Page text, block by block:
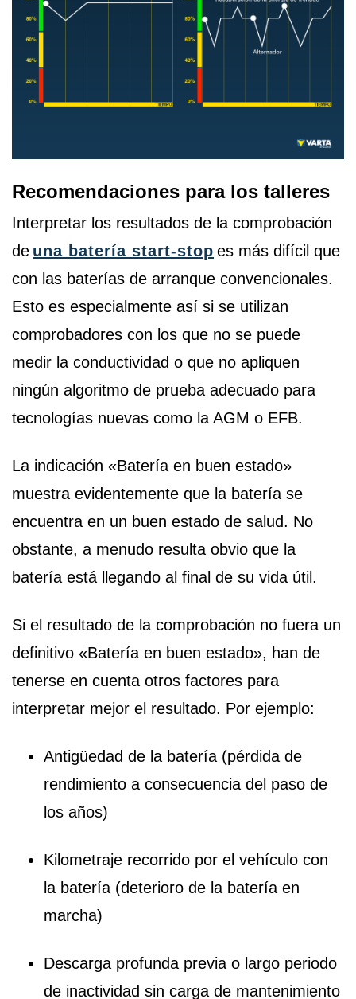
Recomendaciones para los talleres
Interpretar los resultados de la comprobación
de una batería start-stop es más difícil que
con las baterías de arranque convencionales.
Esto es especialmente así si se utilizan
comprobadores con los que no se puede
medir la conductividad o que no apliquen
ningún algoritmo de prueba adecuado para
tecnologías nuevas como la AGM o EFB.
La indicación «Batería en buen estado»
muestra evidentemente que la batería se
encuentra en un buen estado de salud. No
obstante, a menudo resulta obvio que la
batería está llegando al final de su vida útil.
Si el resultado de la comprobación no fuera un
definitivo «Batería en buen estado», han de
tenerse en cuenta otros factores para
interpretar mejor el resultado. Por ejemplo:
Antigüedad de la batería (pérdida de
rendimiento a consecuencia del paso de
los años)
Kilometraje recorrido por el vehículo con
la batería (deterioro de la batería en
marcha)
Descarga profunda previa o largo periodo
de inactividad sin carga de mantenimiento